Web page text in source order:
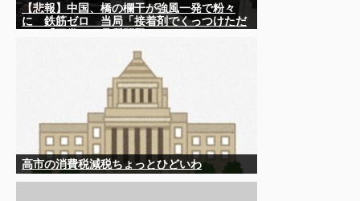
【悲報】中国、橋の欄干が強風一発で粉々
に 鉄筋ゼロ 当局「接着剤でくっつけただ
高市の消費税減税ちょっとひどいわ